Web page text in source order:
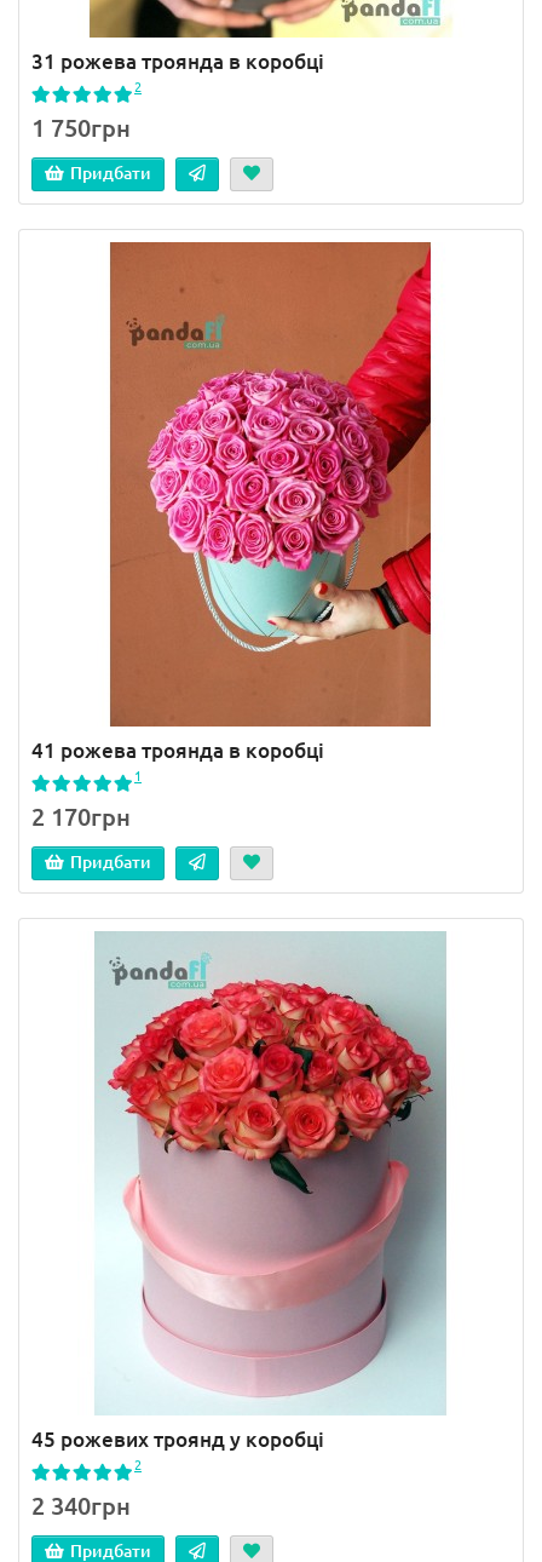
31 рожева троянда в коробці
2
1 750грн
Придбати
41 рожева троянда в коробці
1
2 170грн
Придбати
45 рожевих троянд у коробці
2
2 340грн
Придбати